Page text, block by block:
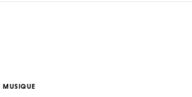
MUSIQUE